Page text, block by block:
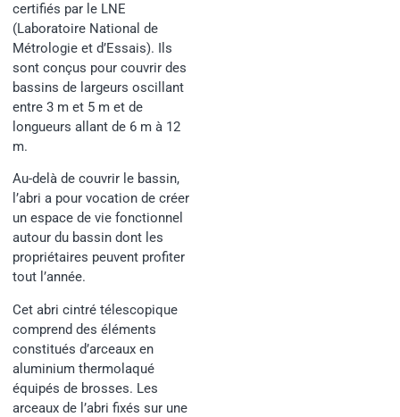
certifiés par le LNE
(Laboratoire National de
Métrologie et d’Essais). Ils
sont conçus pour couvrir des
bassins de largeurs oscillant
entre 3 m et 5 m et de
longueurs allant de 6 m à 12
m.
Au-delà de couvrir le bassin,
l’abri a pour vocation de créer
un espace de vie fonctionnel
autour du bassin dont les
propriétaires peuvent profiter
tout l’année.
Cet abri cintré télescopique
comprend des éléments
constitués d’arceaux en
aluminium thermolaqué
équipés de brosses. Les
arceaux de l’abri fixés sur une